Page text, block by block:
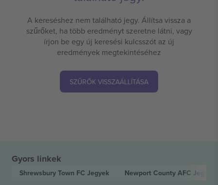
A kereséshez nem található jegy. Állítsa vissza a
szűrőket, ha több eredményt szeretne látni, vagy
írjon be egy új keresési kulcsszót az új
eredmények megtekintéséhez
SZŰRŐK VISSZAÁLLÍTÁSA
Gyors linkek
Shrewsbury Town FC Jegyek Newport County AFC Jegyek